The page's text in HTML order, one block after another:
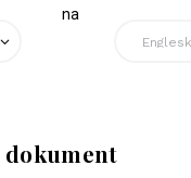
na